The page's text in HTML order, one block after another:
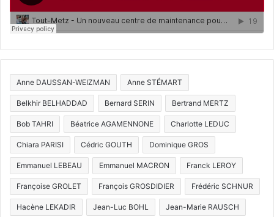
Anne DAUSSAN-WEIZMAN Anne STÉMART
Belkhir BELHADDAD Bernard SERIN Bertrand MERTZ
Bob TAHRI Béatrice AGAMENNONE Charlotte LEDUC
Chiara PARISI Cédric GOUTH Dominique GROS
Emmanuel LEBEAU Emmanuel MACRON Franck LEROY
Françoise GROLET François GROSDIDIER Frédéric SCHNUR
Hacène LEKADIR Jean-Luc BOHL Jean-Marie RAUSCH